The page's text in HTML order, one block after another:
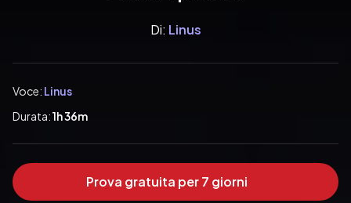
Di: Linus
Voce: Linus
Durata:1h 36m
Prova gratuita per 7 giorni